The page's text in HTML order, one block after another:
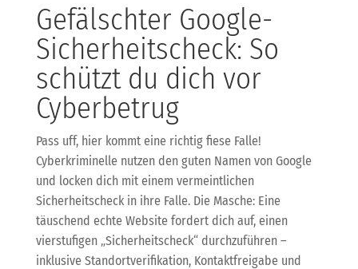
Gefälschter Google-
Sicherheitscheck: So
schützt du dich vor
Cyberbetrug
Pass uff, hier kommt eine richtig fiese Falle!
Cyberkriminelle nutzen den guten Namen von Google
und locken dich mit einem vermeintlichen
Sicherheitscheck in ihre Falle. Die Masche: Eine
täuschend echte Website fordert dich auf, einen
vierstufigen „Sicherheitscheck“ durchzuführen –
inklusive Standortverifikation, Kontaktfreigabe und